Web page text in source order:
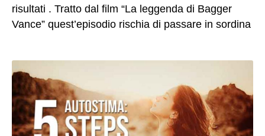
risultati . Tratto dal film “La leggenda di Bagger
Vance” quest’episodio rischia di passare in sordina
formazione. (altro…)